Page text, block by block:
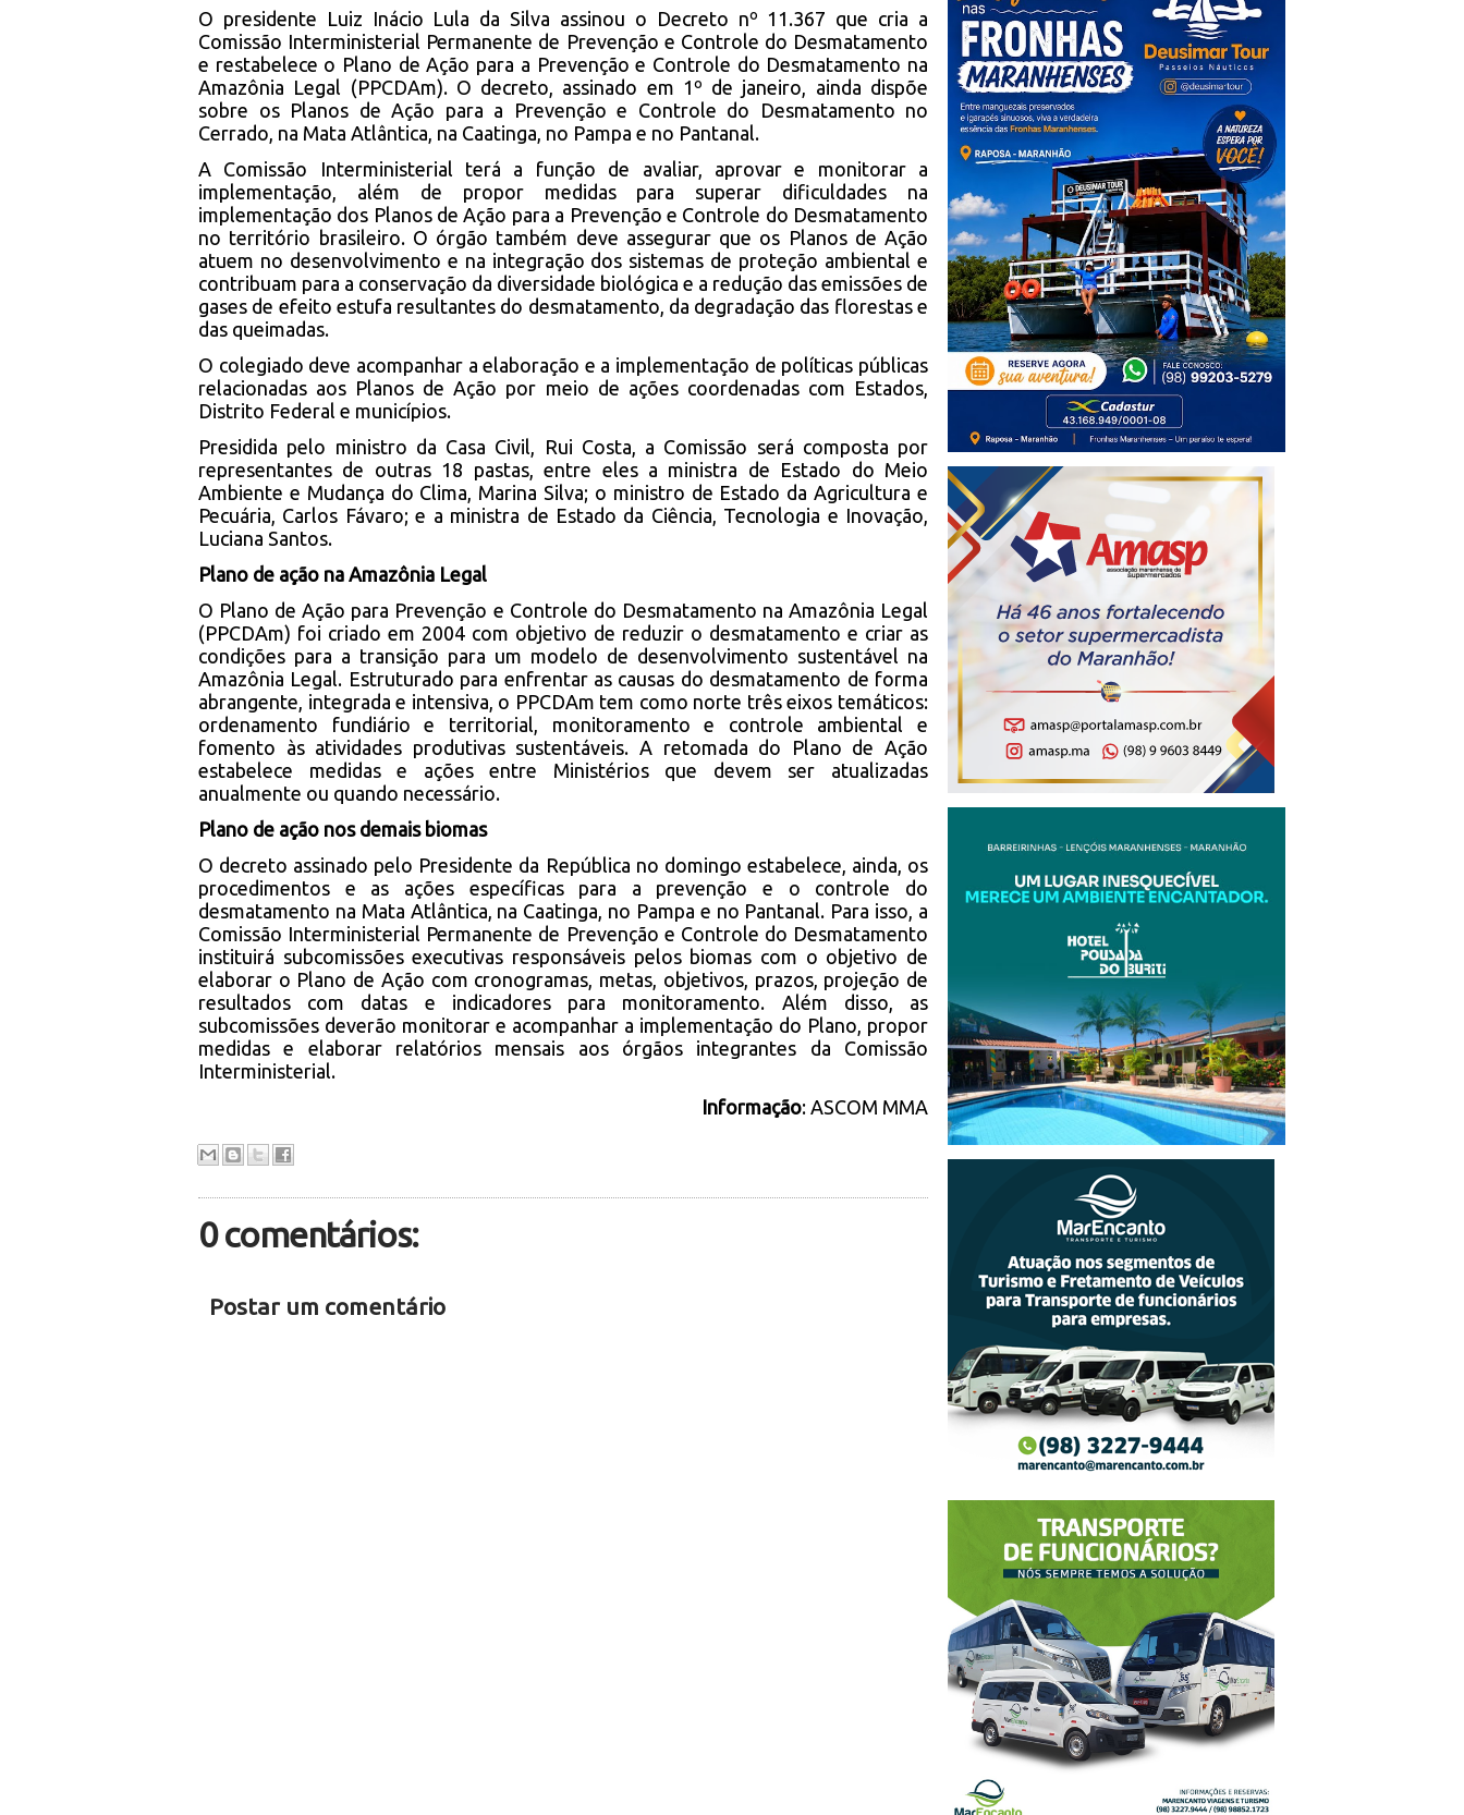
O presidente Luiz Inácio Lula da Silva assinou o Decreto nº 11.367 que cria a
Comissão Interministerial Permanente de Prevenção e Controle do Desmatamento
e restabelece o Plano de Ação para a Prevenção e Controle do Desmatamento na
Amazônia Legal (PPCDAm). O decreto, assinado em 1º de janeiro, ainda dispõe
sobre os Planos de Ação para a Prevenção e Controle do Desmatamento no
Cerrado, na Mata Atlântica, na Caatinga, no Pampa e no Pantanal.
A Comissão Interministerial terá a função de avaliar, aprovar e monitorar a
implementação, além de propor medidas para superar dificuldades na
implementação dos Planos de Ação para a Prevenção e Controle do Desmatamento
no território brasileiro. O órgão também deve assegurar que os Planos de Ação
atuem no desenvolvimento e na integração dos sistemas de proteção ambiental e
contribuam para a conservação da diversidade biológica e a redução das emissões de
gases de efeito estufa resultantes do desmatamento, da degradação das florestas e
das queimadas.
O colegiado deve acompanhar a elaboração e a implementação de políticas públicas
relacionadas aos Planos de Ação por meio de ações coordenadas com Estados,
Distrito Federal e municípios.
Presidida pelo ministro da Casa Civil, Rui Costa, a Comissão será composta por
representantes de outras 18 pastas, entre eles a ministra de Estado do Meio
Ambiente e Mudança do Clima, Marina Silva; o ministro de Estado da Agricultura e
Pecuária, Carlos Fávaro; e a ministra de Estado da Ciência, Tecnologia e Inovação,
Luciana Santos.
Plano de ação na Amazônia Legal
O Plano de Ação para Prevenção e Controle do Desmatamento na Amazônia Legal
(PPCDAm) foi criado em 2004 com objetivo de reduzir o desmatamento e criar as
condições para a transição para um modelo de desenvolvimento sustentável na
Amazônia Legal. Estruturado para enfrentar as causas do desmatamento de forma
abrangente, integrada e intensiva, o PPCDAm tem como norte três eixos temáticos:
ordenamento fundiário e territorial, monitoramento e controle ambiental e
fomento às atividades produtivas sustentáveis. A retomada do Plano de Ação
estabelece medidas e ações entre Ministérios que devem ser atualizadas
anualmente ou quando necessário.
Plano de ação nos demais biomas
O decreto assinado pelo Presidente da República no domingo estabelece, ainda, os
procedimentos e as ações específicas para a prevenção e o controle do
desmatamento na Mata Atlântica, na Caatinga, no Pampa e no Pantanal. Para isso, a
Comissão Interministerial Permanente de Prevenção e Controle do Desmatamento
instituirá subcomissões executivas responsáveis pelos biomas com o objetivo de
elaborar o Plano de Ação com cronogramas, metas, objetivos, prazos, projeção de
resultados com datas e indicadores para monitoramento. Além disso, as
subcomissões deverão monitorar e acompanhar a implementação do Plano, propor
medidas e elaborar relatórios mensais aos órgãos integrantes da Comissão
Interministerial.
Informação: ASCOM MMA
0 comentários:
Postar um comentário